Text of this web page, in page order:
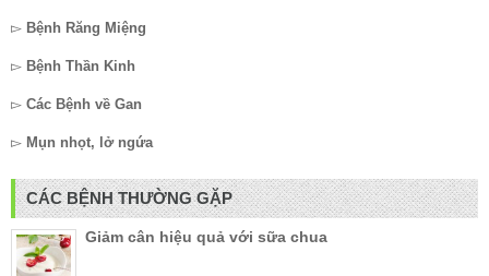
▻ Bệnh Răng Miệng
▻ Bệnh Thần Kinh
▻ Các Bệnh về Gan
▻ Mụn nhọt, lở ngứa
CÁC BỆNH THƯỜNG GẶP
Giảm cân hiệu quả với sữa chua